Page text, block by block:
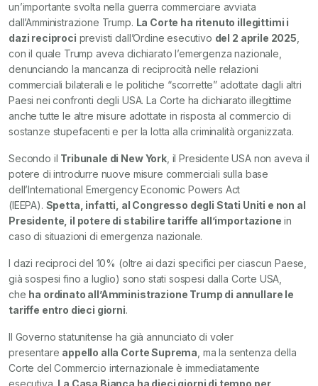
un’importante svolta nella guerra commerciare avviata
dall’Amministrazione Trump. La Corte ha ritenuto illegittimi i
dazi reciproci previsti dall’Ordine esecutivo del 2 aprile 2025
con il quale Trump aveva dichiarato l’emergenza nazionale,
denunciando la mancanza di reciprocità nelle relazioni
commerciali bilaterali e le politiche “scorrette” adottate dagli altri
Paesi nei confronti degli USA. La Corte ha dichiarato illegittime
anche tutte le altre misure adottate in risposta al commercio di
sostanze stupefacenti e per la lotta alla criminalità organizzata.
Secondo il Tribunale di New York, il Presidente USA non aveva il
potere di introdurre nuove misure commerciali sulla base
dell’International Emergency Economic Powers Act
(IEEPA). Spetta, infatti, al Congresso degli Stati Uniti e non al
Presidente, il potere di stabilire tariffe all’importazione in
caso di situazioni di emergenza nazionale.
I dazi reciproci del 10% (oltre ai dazi specifici per ciascun Paese,
già sospesi fino a luglio) sono stati sospesi dalla Corte USA,
che ha ordinato all’Amministrazione Trump di annullare le
tariffe entro dieci giorni.
Il Governo statunitense ha già annunciato di voler
presentare appello alla Corte Suprema , ma la sentenza della
Corte del Commercio internazionale è immediatamente
esecutiva. La Casa Bianca ha dieci giorni di tempo per